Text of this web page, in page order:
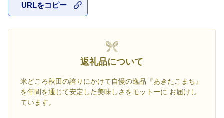
URLをコピー
返礼品について
米どころ秋田の誇りにかけて自慢の逸品『あきたこまち』
を年間を通じて安定した美味しさをモットーに お届けし
ています。